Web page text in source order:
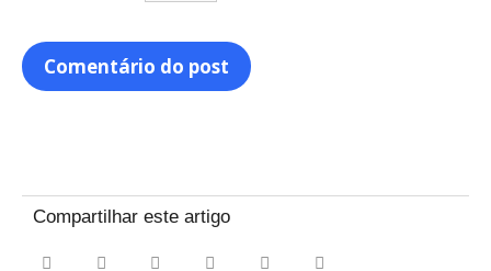
Compartilhar este artigo